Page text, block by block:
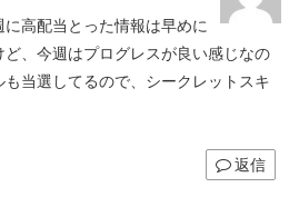
高配当とった情報は早めに
、今週はプログレスが良い感じなの
当選してるので、シークレットスキ
返信